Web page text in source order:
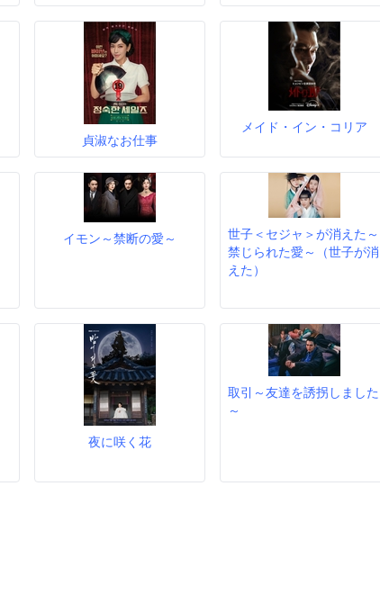
貞淑なお仕事
メイド・イン・コリア
イモン～禁断の愛～
世子＜セジャ＞が消えた～
禁じられた愛～（世子が消
えた）
夜に咲く花
取引～友達を誘拐しました
～